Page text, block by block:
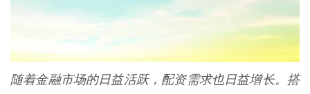
随着金融市场的日益活跃，配资需求也日益增长。搭